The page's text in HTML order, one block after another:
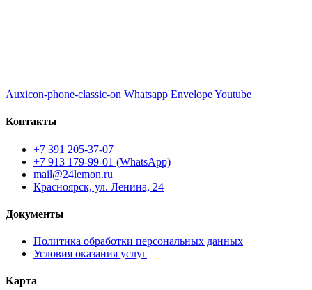
Auxicon-phone-classic-on Whatsapp EnvelopeYoutube
Контакты
+7 391 205-37-07
+7 913 179-99-01 (WhatsApp)
mail@24lemon.ru
Красноярск, ул. Ленина, 24
Документы
Политика обработки персональных данных
Условия оказания услуг
Карта